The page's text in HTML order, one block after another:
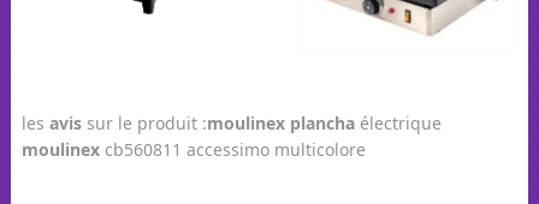
les avissur le produit :moulinex planchaélectrique
moulinexcb560811 accessimo multicolore